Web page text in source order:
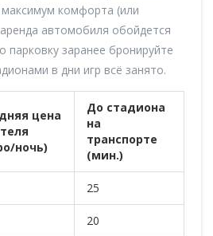
максимум комфорта (или
автомобиля обойдется
парковку заранее бронируйте
в дни игр всё занято.
цена
ночь)
До стадиона
на
транспорте
(мин.)
25
20